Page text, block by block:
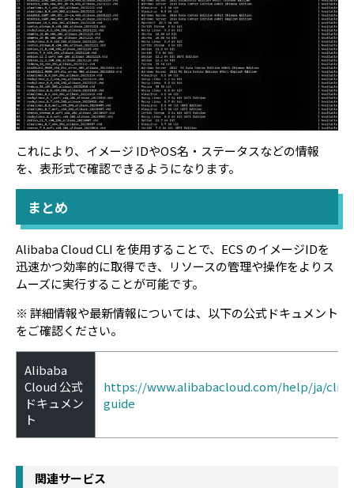
これにより、イメージ IDやOS名・ステータスなどの情報
を、表形式で確認できるようになります。
まとめ
Alibaba Cloud CLI を使用することで、ECS のイメージIDを
迅速かつ効率的に取得でき、リソースの管理や操作をよりス
ムーズに実行することが可能です。
※ 詳細情報や最新情報については、以下の公式ドキュメント
をご確認ください。
Alibaba
Cloud 公式
ドキュメン
ト
https://www.alibabacloud.com/help/ja/cli/
guide
関連サービス